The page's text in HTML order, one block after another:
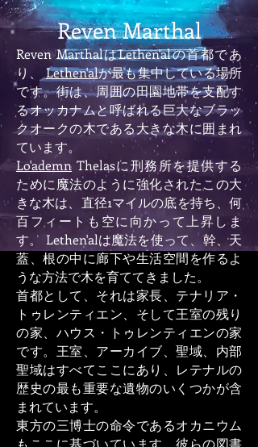
Reven Marthal
Reven MarthalはLethen'alの首都であ
り、 Lethen'alが最も集中している場所
です。街は、周囲の田園地帯を支配す
るオッカナムと呼ばれる巨大なブラッ
クオークの木である大きな木に囲まれ
ています。
Lo'ademn Thelasに刑務所を提供する
ために魔法のように強化されたこの大
きな木は、直径1マイルの底を持ち、何
百フィートも空に向かって上昇しま
す。 Lethen'alは魔法を使って、幹、天
蓋、根の中に廊下や生活空間を作るよ
うな方法で木を育ててきました。
首都として、それは家長、テナリア・
トゥレンティエン、そして王室の残り
の家、ハウス・トゥレンティエンの家
です。王室、アーカイブ、聖域、内部
聖域はすべてここにあり、レテナルの
歴史の最も重要な遺物のいくつかが含
まれています。
東方の三博士の命令であるオカニウム
もここに基づいています。彼らの図書